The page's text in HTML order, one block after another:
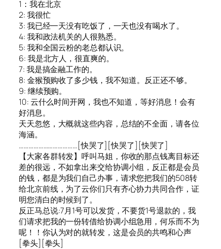
1：我在北京
2: 我很忙
3: 我已经一天没有吃饭了，一天也没有喝水了。
4: 我和政法机关的人很熟悉。
5: 我和全国云粉的老总都认识。
6: 我是北方人，很直爽的。
7: 我是搞金融工作的。
8: 金猴预购收了多少钱，我不知道。反正还不够。
9: 继续预购。
10: 云什么时间开网，我也不知道，等好消息！会有
好消息。
天天忽悠，大概就这些内容，总结的不全面，请各位
海涵。
………………………………[快哭了][快哭了][快哭了]
【大家各群转发】呼叫马姐，你收的那点钱离目标还
差的很远，不如拿出来交给协调小组，反正都是会员
的钱，都是为我们自己办事，请求您把我们的508转
给北京前线，为了云你们只有齐心协力共同合作，证
明您清白的时候到了。
反正马总说:7月1号可以发货，不要货1号退款的，我
们请求把我的一份转借给协调小组急用，何乐而不为
呢！！你认为对的就转发，这是会员的共鸣和心声
[拳头][拳头]